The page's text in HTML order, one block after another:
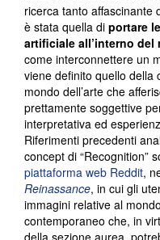
ricerca tanto affascinante
è stata quella di portare
artificiale all’interno del
come interconnettere un
viene definito quello della
mondo dell’arte che
prettamente soggettive
interpretativa ed
Riferimenti precedenti
concept di “Recognition”
piattaforma web Reddit,
Reinassance, in cui gli
immagini relative al
contemporaneo che, in